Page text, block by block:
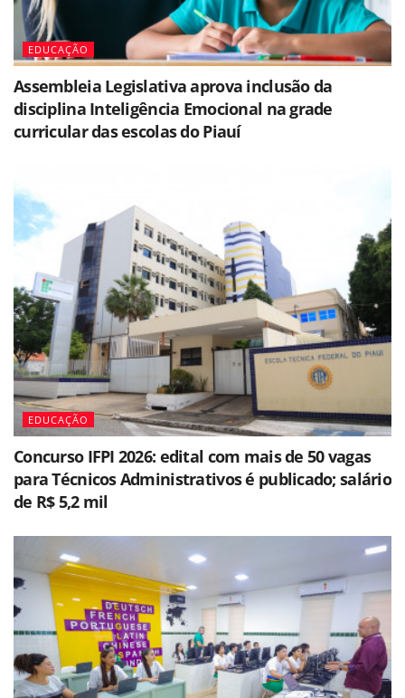
EDUCAÇÃO
Assembleia Legislativa aprova inclusão da
disciplina Inteligência Emocional na grade
curricular das escolas do Piauí
EDUCAÇÃO
Concurso IFPI 2026: edital com mais de 50 vagas
para Técnicos Administrativos é publicado; salário
de R$ 5,2 mil